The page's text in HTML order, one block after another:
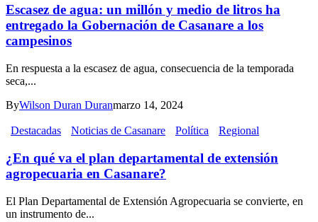
Escasez de agua: un millón y medio de litros ha
entregado la Gobernación de Casanare a los
campesinos
En respuesta a la escasez de agua, consecuencia de la temporada
seca,...
ByWilson Duran Duranmarzo 14, 2024
Destacadas Noticias de Casanare Política Regional
¿En qué va el plan departamental de extensión
agropecuaria en Casanare?
El Plan Departamental de Extensión Agropecuaria se convierte, en
un instrumento de...